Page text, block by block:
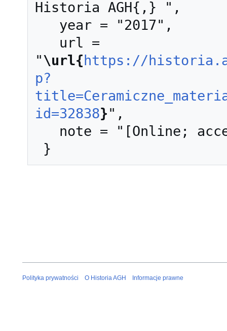
Historia AGH{,} ",
"\url{ https://
p?
id=32838}",
Polityka prywatności O Historia AGH Informacje prawne